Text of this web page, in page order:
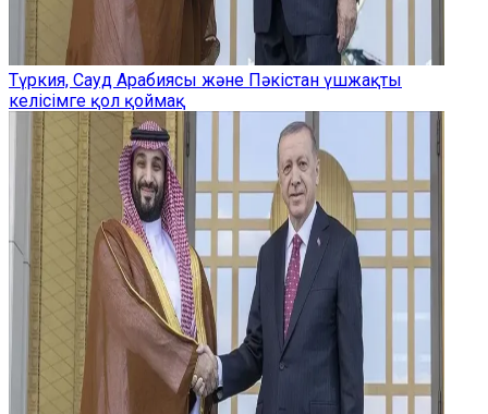
Түркия, Сауд Арабиясы және Пәкістан үшжақты
келісімге қол қоймақ